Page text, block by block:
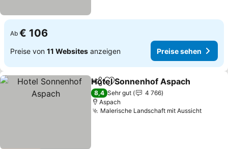
Ab € 106
Preise von 11 Websites anzeigen Preise sehen
TeilenZu Favoriten hinzufügen
Hotel Sonnenhof Aspach
8,4 Sehr gut
4 766
Aspach
Malerische Landschaft mit Aussicht